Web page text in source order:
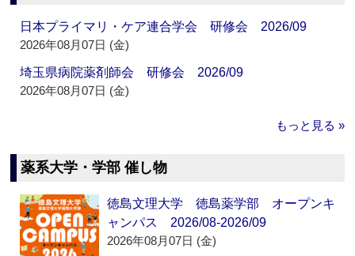
日本プライマリ・ケア連合学会 研修会 2026/09
2026年08月07日 (金)
埼玉県病院薬剤師会 研修会 2026/09
2026年08月07日 (金)
もっと見る »
薬系大学・学部 催し物
徳島文理大学 徳島薬学部 オープンキ
ャンパス 2026/08-2026/09
2026年08月07日 (金)